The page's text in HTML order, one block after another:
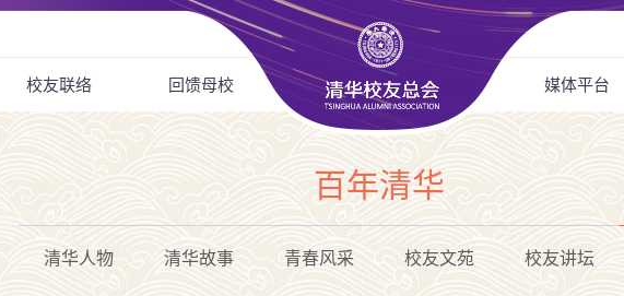
校友联络 回馈母校 媒体平台
百年清华
清华人物 清华故事 青春风采 校友文苑 校友讲坛